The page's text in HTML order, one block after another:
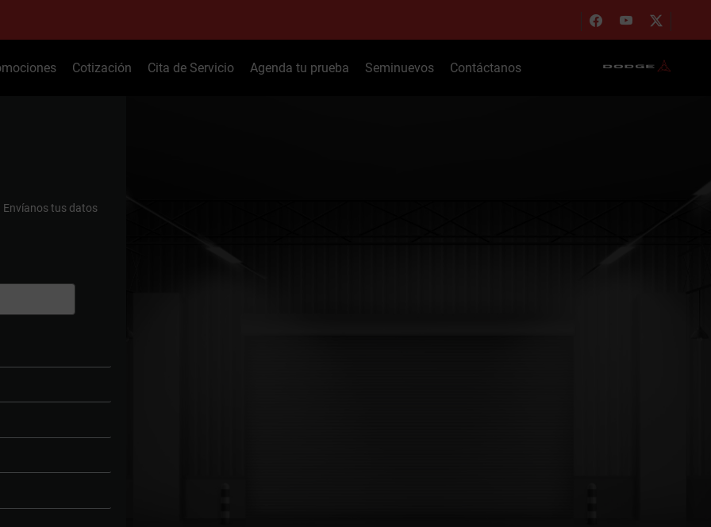
Cotización Cita de Servicio Agenda tu prueba Seminuevos Contáctanos
Envíanos tus datos